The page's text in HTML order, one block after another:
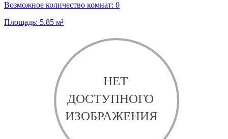
Возможное количество комнат: 0
Площадь: 5.85 м²